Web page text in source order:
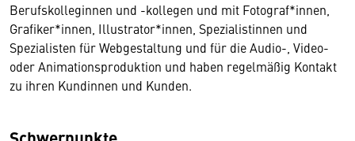
Berufskolleginnen und -kollegen und mit Fotograf*innen,
Grafiker*innen, Illustrator*innen, Spezialistinnen und
Spezialisten für Webgestaltung und für die Audio-, Video-
oder Animationsproduktion und haben regelmäßig Kontakt
zu ihren Kundinnen und Kunden.